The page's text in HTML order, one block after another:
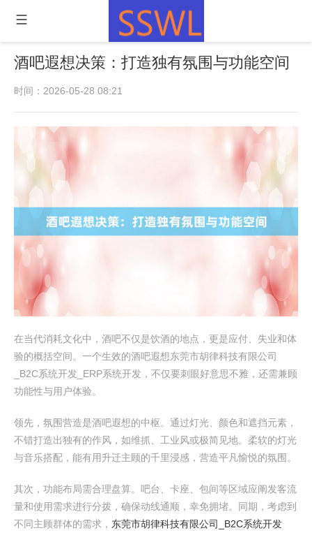
酒吧遐想决策：打造独有氛围与功能空间
时间：2026-05-28 08:21
在当代消耗文化中，酒吧不仅是饮酒的地点，更是应付、失业和体
验的概括空间。一个生效的酒吧遐想东莞市胡律科技有限公司
_B2C系统开发_ERP系统开发，不仅要刺眼好意思不雅，还需兼顾
功能性与用户体验。
领先，氛围营造是酒吧遐想的中枢。通过灯光、颜色和遮挡元素，
不错打造出独有的作风，如维抓、工业风或极简见地。柔软的灯光
与音乐搭配，能有用升迁主顾的千里浸感，营造平凡愉悦的氛围。
其次，功能布局需合理盘算。吧台、卡座、包间等区域应阐发客流
量和使用需求进行分拨，确保动线通顺，幸免拥堵。同期，考虑到
不同主顾群体的需求， 东莞市胡律科技有限公司_B2C系统开发